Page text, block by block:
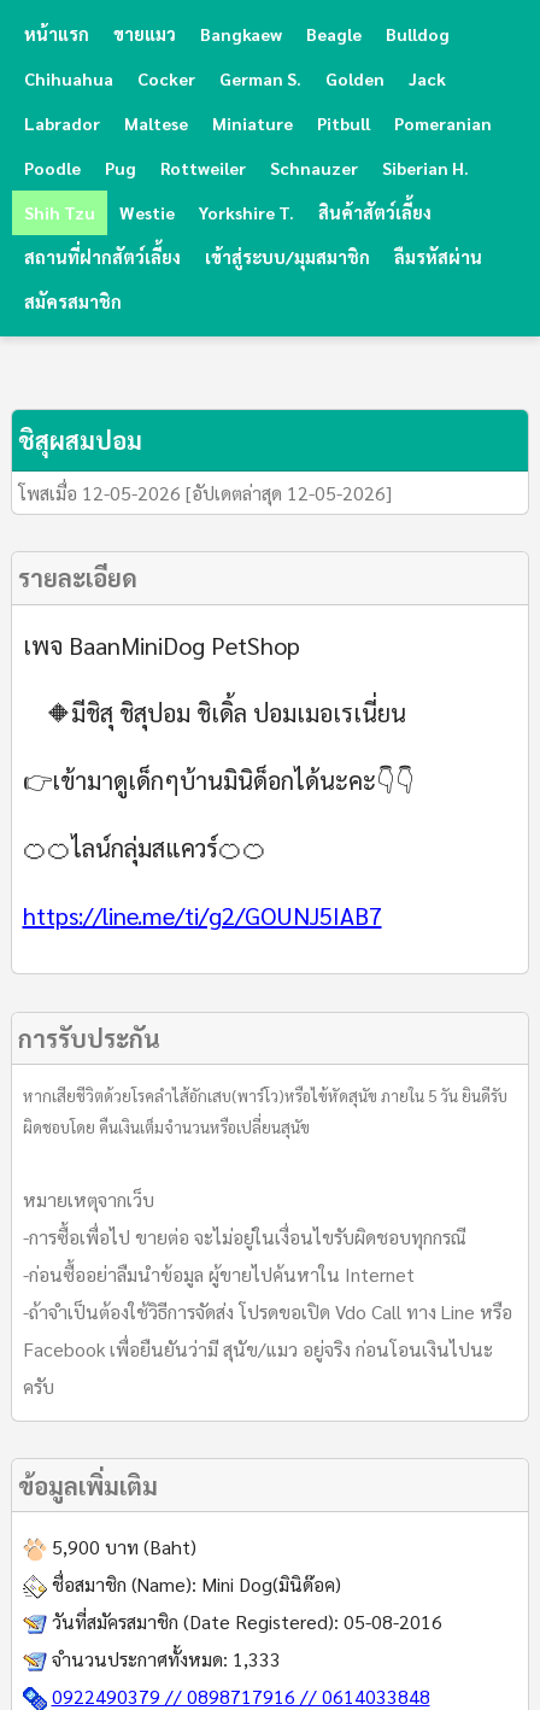
หน้าแรก ขายแมว Bangkaew Beagle Bulldog
Chihuahua Cocker German S. Golden Jack
Labrador Maltese Miniature Pitbull Pomeranian
Poodle Pug Rottweiler Schnauzer Siberian H.
Shih Tzu Westie Yorkshire T. สินค้าสัตว์เลี้ยง
สถานที่ฝากสัตว์เลี้ยง เข้าสู่ระบบ/มุมสมาชิก ลืมรหัสผ่าน
สมัครสมาชิก
ชิสุผสมปอม
โพสเมื่อ 12-05-2026 [อัปเดตล่าสุด 12-05-2026]
รายละเอียด
เพจ BaanMiniDog PetShop
🔶มีชิสุ ชิสุปอม ชิเดิ้ล ปอมเมอเรเนี่ยน
👉เข้ามาดูเด็กๆบ้านมินิด็อกได้นะคะ👇👇
🍊🍊ไลน์กลุ่มสแควร์🍊🍊
https://line.me/ti/g2/GOUNJ5IAB7
การรับประกัน
หากเสียชีวิตด้วยโรคลำไส้อักเสบ(พาร์โว)หรือไข้หัดสุนัข ภายใน 5 วัน ยินดีรับ
ผิดชอบโดย คืนเงินเต็มจำนวนหรือเปลี่ยนสุนัข
หมายเหตุจากเว็บ
-การซื้อเพื่อไป ขายต่อ จะไม่อยู่ในเงื่อนไขรับผิดชอบทุกกรณี
-ก่อนซื้ออย่าลืมนำข้อมูล ผู้ขายไปค้นหาใน Internet
-ถ้าจำเป็นต้องใช้วิธีการจัดส่ง โปรดขอเปิด Vdo Call ทาง Line หรือ
Facebook เพื่อยืนยันว่ามี สุนัข/แมว อยู่จริง ก่อนโอนเงินไปนะ
ครับ
ข้อมูลเพิ่มเติม
5,900 บาท (Baht)
ชื่อสมาชิก (Name): Mini Dog(มินิด๊อค)
วันที่สมัครสมาชิก (Date Registered): 05-08-2016
จำนวนประกาศทั้งหมด: 1,333
0922490379 // 0898717916 // 0614033848